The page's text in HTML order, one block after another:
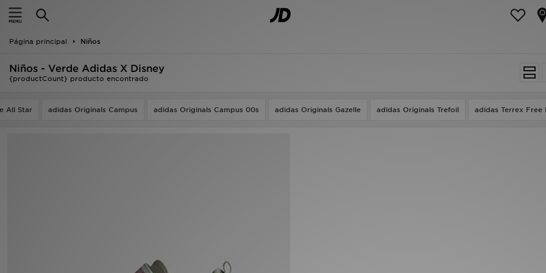
Página principal Niños
Niños - Verde Adidas X Disney
{productCount} producto encontrado
All Star adidas Originals Campus adidas Originals Campus 00s adidas Originals Gazelle adidas Originals Trefoil adidas Terrex Free
Hombre
Mujer
Niños